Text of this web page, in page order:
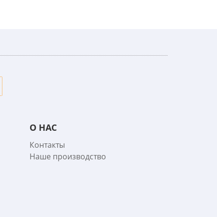
О НАС
Контакты
Наше производство